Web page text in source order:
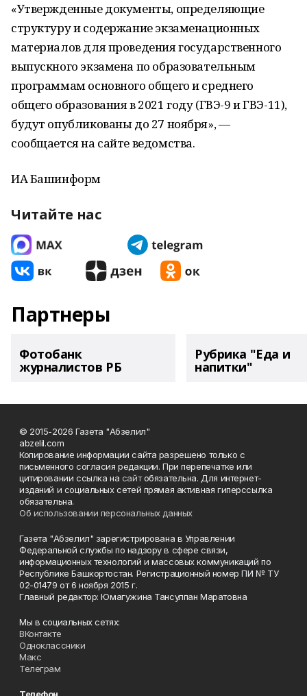
«Утвержденные документы, определяющие
структуру и содержание экзаменационных
материалов для проведения государственного
выпускного экзамена по образовательным
программам основного общего и среднего
общего образования в 2021 году (ГВЭ-9 и ГВЭ-11),
будут опубликованы до 27 ноября», —
сообщается на сайте ведомства.
ИА Башинформ
Читайте нас
Партнеры
Фотобанк
журналистов РБ
Рубрика "Еда и
напитки"
© 2015-2026 Газета "Абзелил"
abzelil.com
Копирование информации сайта разрешено только с
письменного согласия редакции. При перепечатке или
цитировании ссылка на сайтобязательна. Для интернет-
изданий и социальных сетей прямая активная гиперссылка
обязательна.
Об использовании персональных данных
Газета "Абзелил" зарегистрирована в Управлении
Федеральной службы по надзору в сфере связи,
информационных технологий и массовых коммуникаций по
Республике Башкортостан. Регистрационный номер ПИ № ТУ
02-01479 от 6 ноября 2015 г.
Главный редактор: Юмагужина Тансулпан Маратовна
Мы в социальных сетях:
ВКонтакте
Одноклассники
Макс
Телеграм